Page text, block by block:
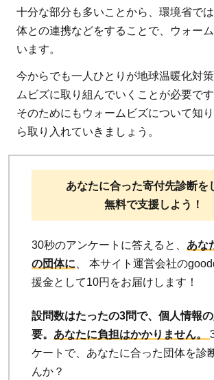
十分な部分も多いことから、環境省で
体との連携などをすることで、ウォー
います。
今からでも一人ひとりが地球温暖化対
ムビズに取り組んでいくことが必要です
そのためにもウォームビズについて知
ら取り入れていきましょう。
あなたに合った寄付先診断を
無料で支援しよう！
30秒のアンケートに答えると、 あな
の団体に 、 本サイト運営会社の
援金として10円をお届けします！
設問数はたったの3問で、個人情報
要。 あなたに負担はかかりません。
ケートで、あなたに合った団体を診
んか？